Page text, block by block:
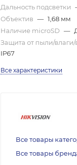
Дальность подсветки
Объектив — 1,68 мм
Наличие microSD —
Защита от пыли/
IP67
Все характеристики
Все товары
Все товары